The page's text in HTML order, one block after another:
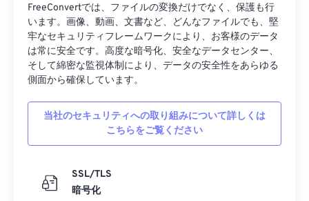
FreeConvertでは、ファイルの変換だけでなく、保護も行
います。画像、動画、文書など、どんなファイルでも、堅
牢なセキュリティフレームワークにより、お客様のデータ
は常に安全です。高度な暗号化、安全なデータセンター、
そして綿密な監視体制により、データの安全性をあらゆる
側面から確保しています。
当社のセキュリティへの取り組みについて詳しくは
こちらをご覧ください
SSL/TLS
暗号化